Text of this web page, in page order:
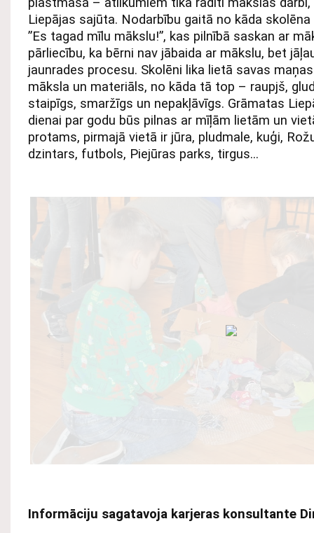
Liepājas sajūta. Nodarbību gaitā no kāda
”Es tagad mīlu mākslu!”, kas pilnībā saskan ar
pārliecību, ka bērni nav jābaida ar mākslu, bet
jaunrades procesu. Skolēni lika lietā savas
māksla un materiāls, no kāda tā top – raupjš,
staipīgs, smaržīgs un nepakļāvīgs. Grāmatas
dienai par godu būs pilnas ar mīļām lietām un
protams, pirmajā vietā ir jūra, pludmale, kuģi,
dzintars, futbols, Piejūras parks, tirgus…
Informāciju sagatavoja karjeras konsultante